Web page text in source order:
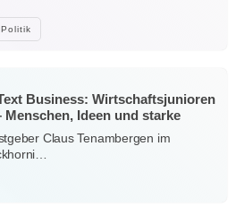
Politik
Business: Wirtschaftsjunioren
Ideen und starke
Claus Tenambergen im